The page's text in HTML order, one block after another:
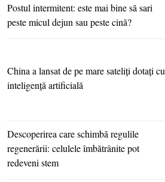
Postul intermitent: este mai bine să sari
peste micul dejun sau peste cină?
China a lansat de pe mare sateliţi dotaţi cu
inteligenţă artificială
Descoperirea care schimbă regulile
regenerării: celulele îmbătrânite pot
redeveni stem